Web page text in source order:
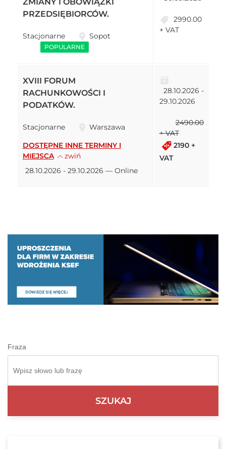
PRZEDSIĘBIORCÓW.
Stacjonarne Sopot
POPULARNE
2990.00
+ VAT
XVIII FORUM
RACHUNKOWOŚCI I
PODATKÓW.
Stacjonarne Warszawa
DOSTĘPNE INNE TERMINY I
MIEJSCA
zwiń
28.10.2026 - 29.10.2026 — Online
28.10.2026 -
29.10.2026
2490.00
+ VAT
2190 +
VAT
Fraza